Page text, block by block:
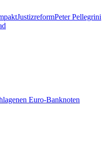
JustizreformPeter Pellegrini
Euro-Banknoten